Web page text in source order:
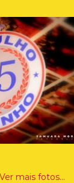
Ver mais fotos…